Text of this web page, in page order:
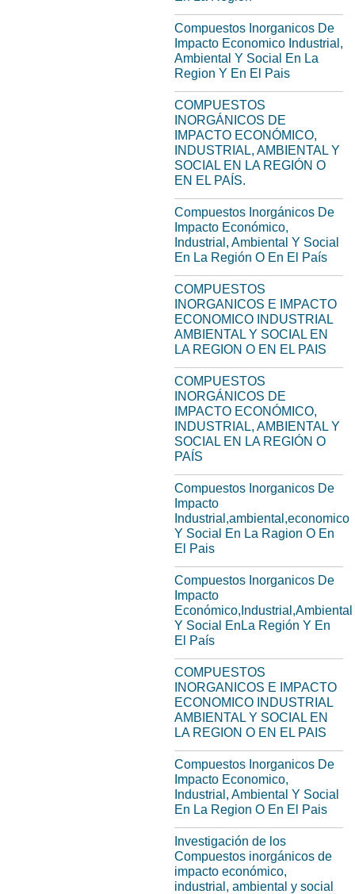
Compuestos Inorganicos De
Impacto Economico Industrial,
Ambiental Y Social En La
Region Y En El Pais
COMPUESTOS
INORGÁNICOS DE
IMPACTO ECONÓMICO,
INDUSTRIAL, AMBIENTAL Y
SOCIAL EN LA REGIÓN O
EN EL PAÍS.
Compuestos Inorgánicos De
Impacto Económico,
Industrial, Ambiental Y Social
En La Región O En El País
COMPUESTOS
INORGANICOS E IMPACTO
ECONOMICO INDUSTRIAL
AMBIENTAL Y SOCIAL EN
LA REGION O EN EL PAIS
COMPUESTOS
INORGÁNICOS DE
IMPACTO ECONÓMICO,
INDUSTRIAL, AMBIENTAL Y
SOCIAL EN LA REGIÓN O
PAÍS
Compuestos Inorganicos De
Impacto
Industrial,ambiental,economico
Y Social En La Ragion O En
El Pais
Compuestos Inorganicos De
Impacto
Económico,Industrial,Ambiental
Y Social EnLa Región Y En
El País
COMPUESTOS
INORGANICOS E IMPACTO
ECONOMICO INDUSTRIAL
AMBIENTAL Y SOCIAL EN
LA REGION O EN EL PAIS
Compuestos Inorganicos De
Impacto Economico,
Industrial, Ambiental Y Social
En La Region O En El Pais
Investigación de los
Compuestos inorgánicos de
impacto económico,
industrial, ambiental y social